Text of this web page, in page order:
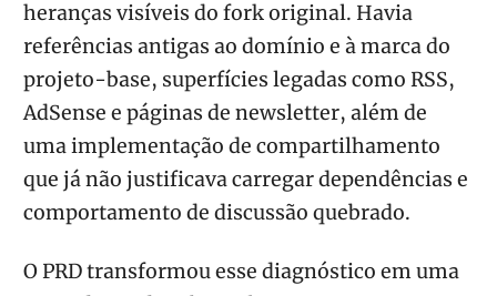
heranças visíveis do fork original. Havia
referências antigas ao domínio e à marca do
projeto-base, superfícies legadas como RSS,
AdSense e páginas de newsletter, além de
uma implementação de compartilhamento
que já não justificava carregar dependências e
comportamento de discussão quebrado.
O PRD transformou esse diagnóstico em uma